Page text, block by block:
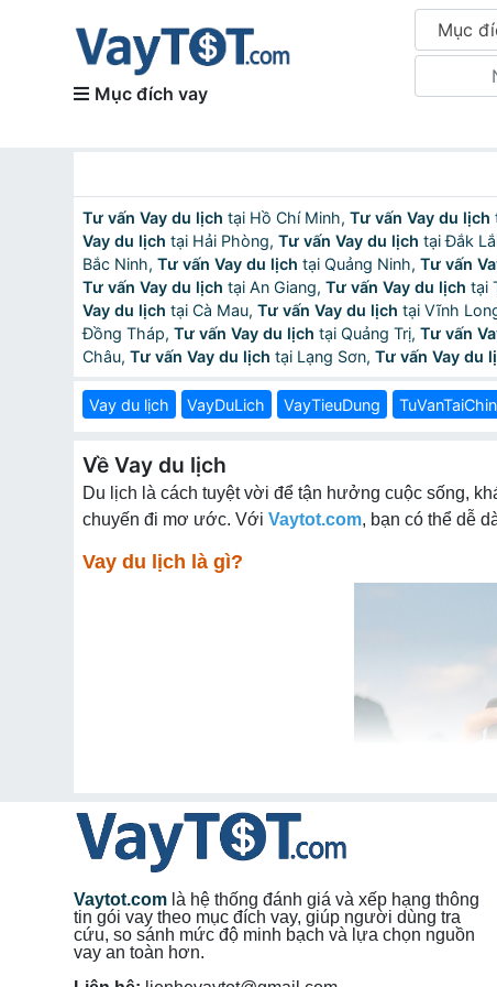
Mục đích vay
Mục
Tư vấn Vay du lịch tại Hồ Chí Minh, Tư vấn Vay du lịch
Vay du lịch tại Hải Phòng, Tư vấn Vay du lịch tại Đắk
Bắc Ninh, Tư vấn Vay du lịch tại Quảng Ninh, Tư vấn
Tư vấn Vay du lịch tại An Giang, Tư vấn Vay du lịch tại
Vay du lịch tại Cà Mau, Tư vấn Vay du lịch tại Vĩnh
Đồng Tháp, Tư vấn Vay du lịch tại Quảng Trị, Tư vấn
Châu, Tư vấn Vay du lịch tại Lạng Sơn, Tư vấn Vay du
Vay du lịch VayDuLich VayTieuDung
Về Vay du lịch
Du lịch là cách tuyệt vời để tận hưởng cuộc sống,
chuyến đi mơ ước. Với Vaytot.com, bạn có thể dễ
Vay du lịch là gì?
Vaytot.com là hệ thống đánh giá và xếp hạng thông
tin gói vay theo mục đích vay, giúp người dùng tra
cứu, so sánh mức độ minh bạch và lựa chọn nguồn
vay an toàn hơn.